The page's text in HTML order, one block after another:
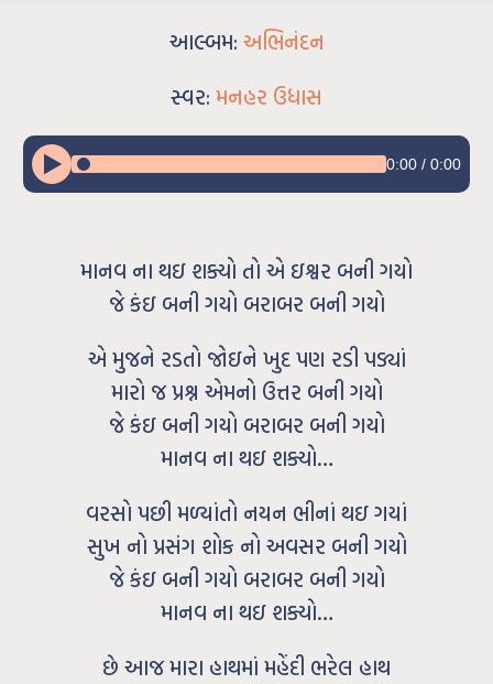
આલ્બમ: અભિનંદન
સ્વર: મનહર ઉધાસ
0:00/ 0:00
માનવ ના થઇ શક્યો તો એ ઇશ્વર બની ગયો
જે કંઇ બની ગયો બરાબર બની ગયો
એ મુજને રડતો જોઇને ખુદ પણ રડી પડ્યાં
મારો જ પ્રશ્ન એમનો ઉત્તર બની ગયો
જે કંઇ બની ગયો બરાબર બની ગયો
માનવ ના થઇ શક્યો…
વરસો પછી મળ્યાંતો નયન ભીનાં થઇ ગયાં
સુખ નો પ્રસંગ શોક નો અવસર બની ગયો
જે કંઇ બની ગયો બરાબર બની ગયો
માનવ ના થઇ શક્યો…
છે આજ મારા હાથમાં મહેંદી ભરેલ હાથ